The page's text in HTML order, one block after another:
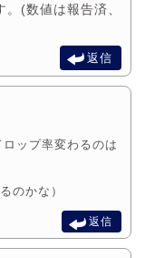
(数値は報告済、
返信
ップ率変わるのは
のかな）
返信